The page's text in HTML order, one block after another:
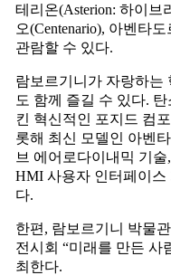
테리온(Asterion: 하이브
오(Centenario), 아벤타
관람할 수 있다.
람보르기니가 자랑하는
도 함께 즐길 수 있다.
킨 혁신적인 포지드 컴포
롯해 최신 모델인 아벤
브 에어로다이내믹 기
HMI 사용자 인터페이스
다.
한편, 람보르기니 박물
전시회 “미래를 만든 사
최한다.